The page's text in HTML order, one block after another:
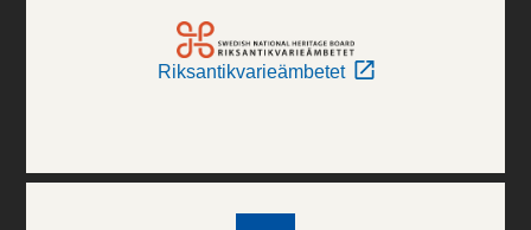
Riksantikvarieämbetet